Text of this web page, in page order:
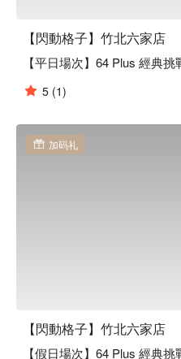
【閃動格子】竹北六家店
【平日場次】64 Plus 經典
5 (1)
加码礼
【閃動格子】竹北六家店
【假日場次】64 Plus 經典